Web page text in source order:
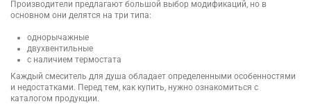
Производители предлагают большой выбор модификаций, но в
основном они делятся на три типа:
однорычажные
двухвентильные
с наличием термостата
Каждый смеситель для душа обладает определенными особенностями
и недостатками. Перед тем, как купить, нужно ознакомиться с
каталогом продукции.